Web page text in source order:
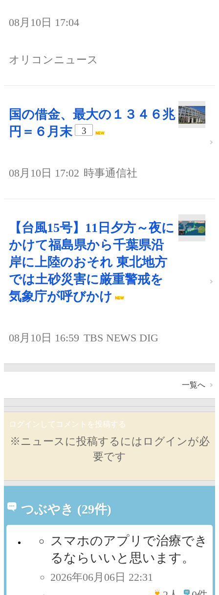
08月10日 17:04
オリコンニュース
国の借金、最大の１３４６兆
円＝６月末
3
08月10日 17:02 時事通信社
【台風15号】11日夕方～夜に
かけて福島県から千葉県沿
岸に上陸のおそれ 東北地方
では土砂災害に厳重警戒を
気象庁が呼びかけ
08月10日 16:59 TBS NEWS DIG
一覧へ
ログインしてコメントを投稿する
※ニュースに投稿するにはログインが必
要です
つぶやき (29件)
スマホのアプリで治療でき
るならいいと思います。
2026年06月06日 22:31